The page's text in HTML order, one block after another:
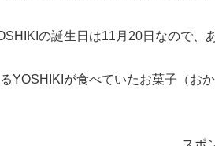
の誕生日は11月20日なので、
YOSHIKIが食べていたお菓子（お